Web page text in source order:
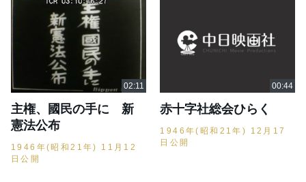
主権、國民の手に 新
憲法公布
1946年(昭和21年) 11月12
日公開
赤十字社総会ひらく
1946年(昭和21年) 12月17
日公開